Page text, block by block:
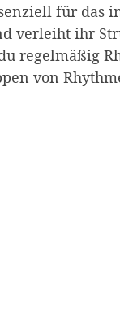
für
verleiht ihr
regelmäßig
von